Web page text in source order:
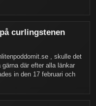
curlingstenen
, skulle det
där efter alla länkar
in den 17 februari och